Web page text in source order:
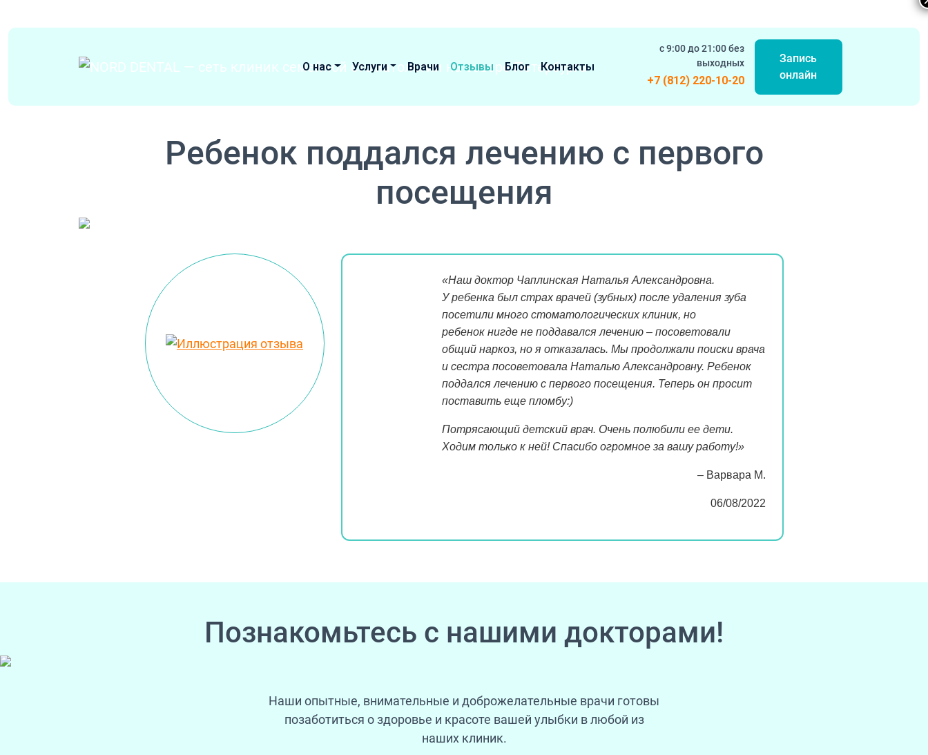
Перейти к содержимому
Основная навигация О нас Услуги Врачи Отзывы Блог Контакты
с 9:00 до 21:00 без
выходных
+7 (812) 220-10-20
Запись
онлайн
Ребенок поддался лечению с первого
посещения
«Наш доктор Чаплинская Наталья Александровна.
У ребенка был страх врачей (зубных) после удаления зуба
посетили много стоматологических клиник, но
ребенок нигде не поддавался лечению – посоветовали
общий наркоз, но я отказалась. Мы продолжали поиски врача
и сестра посоветовала Наталью Александровну. Ребенок
поддался лечению с первого посещения. Теперь он просит
поставить еще пломбу:)
Потрясающий детский врач. Очень полюбили ее дети.
Ходим только к ней! Спасибо огромное за вашу работу!»
– Варвара М.
06/08/2022
Познакомьтесь с нашими докторами!
Наши опытные, внимательные и доброжелательные врачи готовы
позаботиться о здоровье и красоте вашей улыбки в любой из
наших клиник.